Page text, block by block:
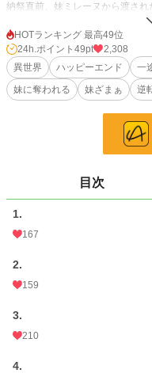
納祭直前、妹ミレーヌから渡さ
烙印を押されてしまう。婚約者
らえない彼女を救ったのは、学院
北の領地で彼の優しさと治療に
つ取り戻していく。一方、偽り
まで枯れる異変が起こる。再び真
声を奪われた歌姫は、信じてく
恋愛 6,884 位 / 66,363
文字数
初回公開日時
初回完結日時
HOTランキング 最高49位
24h.ポイント 49pt
2,308
異世界
ハッピーエンド 一
妹に奪われる
妹ざまぁ 逆
目次
1.
167
2.
159
3.
210
4.